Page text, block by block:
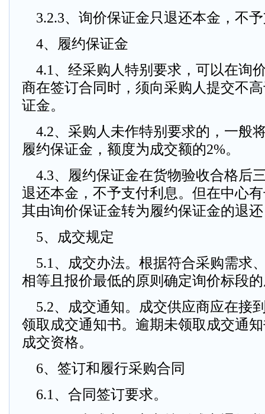
3.2.3、询价保证金只退还本金，不
4、履约保证金
4.1、经采购人特别要求，可以在询
商在签订合同时，须向采购人提交不
证金。
4.2、采购人未作特别要求的，一般
履约保证金，额度为成交额的2%。
4.3、履约保证金在货物验收合格后
退还本金，不予支付利息。但在中心
其由询价保证金转为履约保证金的退
5、成交规定
5.1、成交办法。根据符合采购需求
相等且报价最低的原则确定询价标段
5.2、成交通知。成交供应商应在接
领取成交通知书。逾期未领取成交通
成交资格。
6、签订和履行采购合同
6.1、合同签订要求。